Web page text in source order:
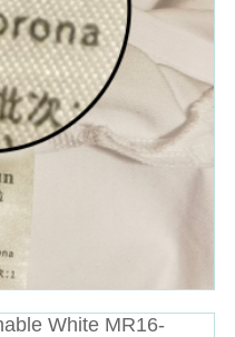
White MR16-